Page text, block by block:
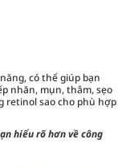
có thể giúp bạn
nhăn, mụn, thâm, sẹo
retinol sao cho phù hợp
hiểu rõ hơn về công